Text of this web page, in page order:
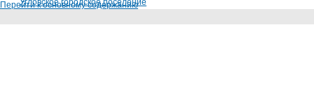
Перейти к основному содержанию
Угловское городское поселение